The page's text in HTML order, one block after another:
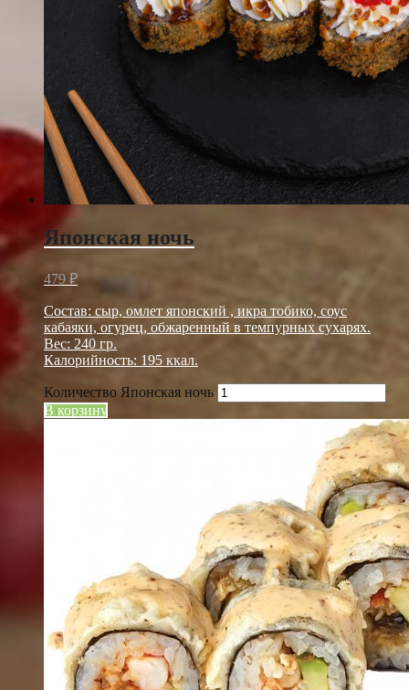
Японская ночь
479 ₽
Состав: сыр, омлет японский , икра тобико, соус
кабаяки, огурец, обжаренный в темпурных сухарях.
Вес: 240 гр.
Калорийность: 195 ккал.
Количество Японская ночь
В корзину